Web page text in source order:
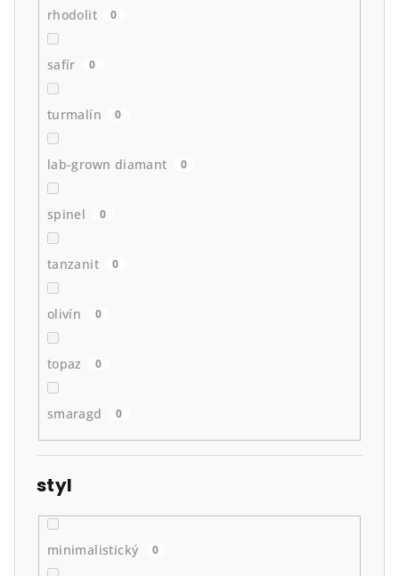
rhodolit 0
safír 0
turmalín 0
lab-grown diamant 0
spinel 0
tanzanit 0
olivín 0
topaz 0
smaragd 0
styl
minimalistický 0